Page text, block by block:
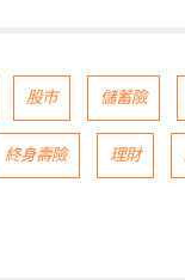
股市 儲蓄險
終身壽險 理財